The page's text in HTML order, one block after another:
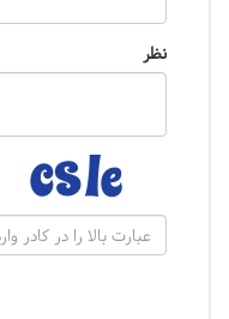
نظر